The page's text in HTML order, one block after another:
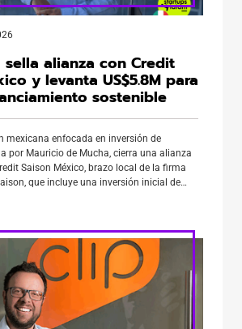
sella alianza con Credit
y levanta US$5.8M para
sostenible
mexicana enfocada en inversión de
por Mauricio de Mucha, cierra una alianza
Saison México, brazo local de la firma
que incluye una inversión inicial de